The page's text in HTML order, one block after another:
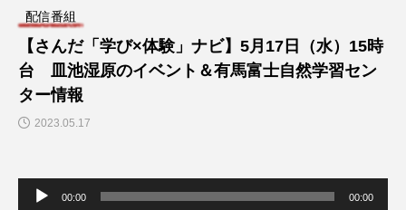
NEW POST
JAZZ BAR COZY
配信番組
【さんだ「学び×体験」ナビ】5月17日（水）15時
台 皿池湿原のイベント＆有馬富士自然学習セン
ター情報
2023.05.17
00:00 00:00